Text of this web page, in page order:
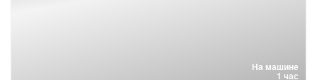
На машине
1 час